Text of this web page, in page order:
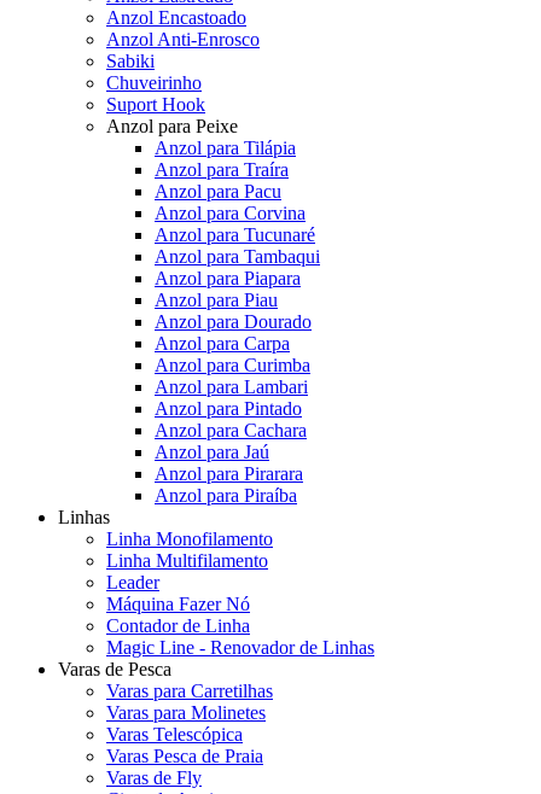
Anzol Encastoado
Anzol Anti-Enrosco
Sabiki
Chuveirinho
Suport Hook
Anzol para Peixe
Anzol para Tilápia
Anzol para Traíra
Anzol para Pacu
Anzol para Corvina
Anzol para Tucunaré
Anzol para Tambaqui
Anzol para Piapara
Anzol para Piau
Anzol para Dourado
Anzol para Carpa
Anzol para Curimba
Anzol para Lambari
Anzol para Pintado
Anzol para Cachara
Anzol para Jaú
Anzol para Pirarara
Anzol para Piraíba
Linhas
Linha Monofilamento
Linha Multifilamento
Leader
Máquina Fazer Nó
Contador de Linha
Magic Line - Renovador de Linhas
Varas de Pesca
Varas para Carretilhas
Varas para Molinetes
Varas Telescópica
Varas Pesca de Praia
Varas de Fly